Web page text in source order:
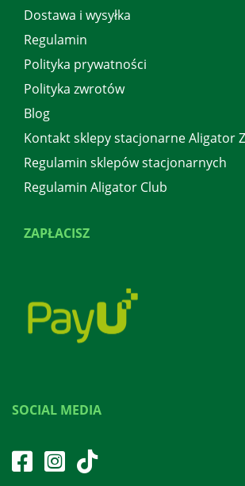
Dostawa i wysyłka
Regulamin
Polityka prywatności
Polityka zwrotów
Blog
Kontakt sklepy stacjonarne Aligator
Regulamin sklepów stacjonarnych
Regulamin Aligator Club
ZAPŁACISZ
SOCIAL MEDIA